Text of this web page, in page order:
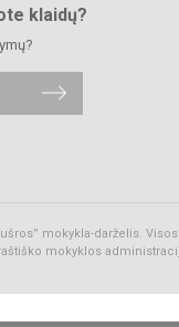
klaidų?
mokykla-darželis.
mokyklos